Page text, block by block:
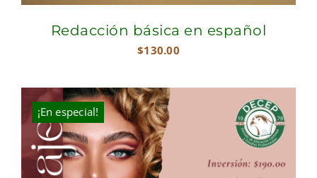
Redacción básica en español
$130.00
¡En especial!